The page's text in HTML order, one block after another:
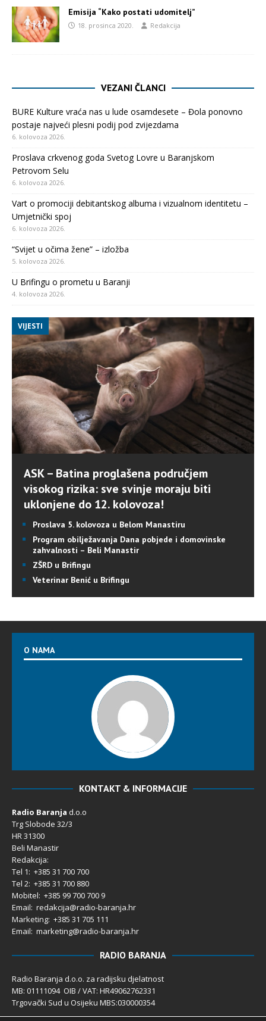
Emisija “Kako postati udomitelj”
18. prosinca 2020. Redakcija
VEZANI ČLANCI
BURE Kulture vraća nas u lude osamdesete – Đola ponovno
postaje najveći plesni podij pod zvijezdama
6. kolovoza 2026.
Proslava crkvenog goda Svetog Lovre u Baranjskom
Petrovom Selu
6. kolovoza 2026.
Vart o promociji debitantskog albuma i vizualnom identitetu –
Umjetnički spoj
6. kolovoza 2026.
“Svijet u očima žene” – izložba
5. kolovoza 2026.
U Brifingu o prometu u Baranji
4. kolovoza 2026.
VIJESTI
ASK – Batina proglašena područjem
visokog rizika: sve svinje moraju biti
uklonjene do 12. kolovoza!
Proslava 5. kolovoza u Belom Manastiru
Program obilježavanja Dana pobjede i domovinske
zahvalnosti – Beli Manastir
ZŠRD u Brifingu
Veterinar Benić u Brifingu
O NAMA
KONTAKT & INFORMACIJE
Radio Baranja d.o.o
Trg Slobode 32/3
HR 31300
Beli Manastir
Redakcija:
Tel 1: +385 31 700 700
Tel 2: +385 31 700 880
Mobitel: +385 99 700 700 9
Email: redakcija@radio-baranja.hr
Marketing: +385 31 705 111
Email: marketing@radio-baranja.hr
RADIO BARANJA
Radio Baranja d.o.o. za radijsku djelatnost
MB: 01111094 OIB / VAT: HR49062762331
Trgovački Sud u Osijeku MBS:030000354